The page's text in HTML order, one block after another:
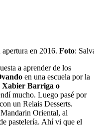
en 2016. Foto:
a aprender de los
en una escuela por la
Xabier Barriga o
mucho. Luego pasé por
un Relais Desserts.
Oriental, al
pastelería. Ahí vi que el